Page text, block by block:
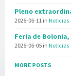
Pleno
2026-06-11 in Noticias
Feria de Bolonia,
2026-06-05 in Noticias
MORE POSTS